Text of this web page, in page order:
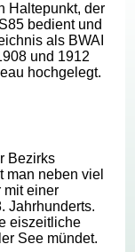
Haltepunkt, der
bedient und
als BWAI
und 1912
hochgelegt.
Bezirks
man neben viel
mit einer
Jahrhunderts.
eiszeitliche
See mündet.